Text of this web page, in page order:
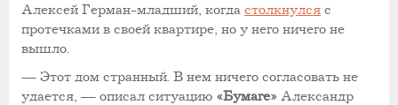
Алексей Герман-младший, когда столкнулся с
протечками в своей квартире, но у него ничего не
вышло.
— Этот дом странный. В нем ничего согласовать не
удается, — описал ситуацию «Бумаге» Александр